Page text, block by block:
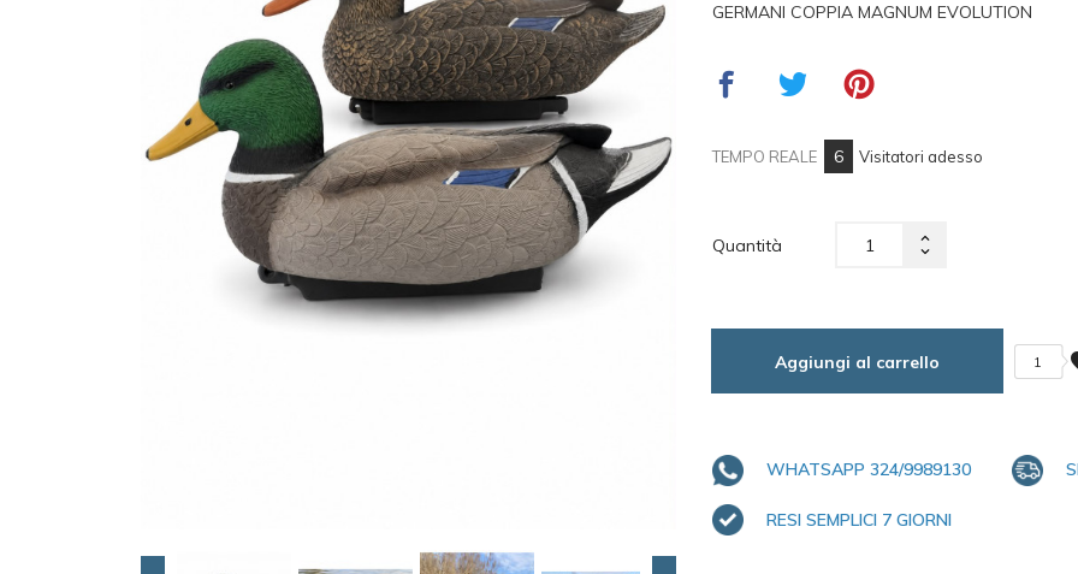
GERMANI COPPIA MAGNUM EVOLUTION
TEMPO REALE 6 Visitatori adesso
Quantità
Aggiungi al carrello 1
WHATSAPP 324/9989130
RESI SEMPLICI 7 GIORNI